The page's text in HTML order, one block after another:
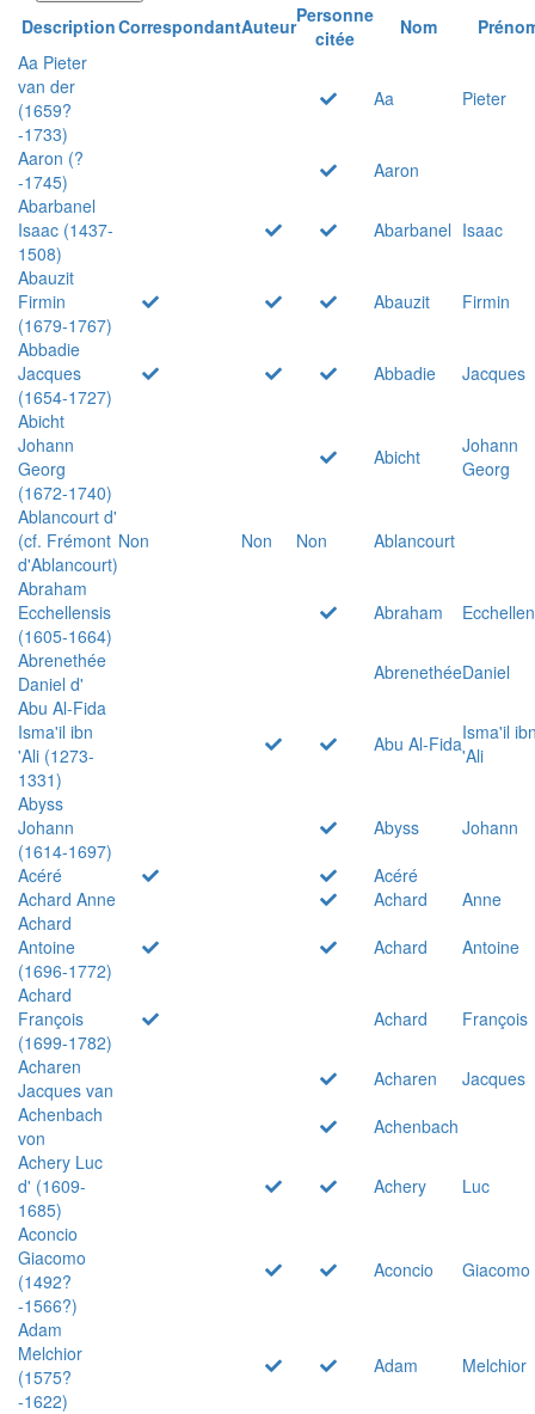
DescriptionCorrespondantAuteurPersonne
citée
Nom
Aa Pieter
van der
(1659?
-1733)
Aa Pieter
Aaron (?
-1745)
Aaron
Abarbanel
Isaac (1437-
1508)
Abarbanel Isaac
Abauzit
Firmin
(1679-1767)
Abauzit
Firmin
Abbadie
Jacques
(1654-1727)
Abbadie
Jacques
Abicht
Johann
Georg
(1672-1740)
Abicht
Johann
Georg
Ablancourt d'
(cf. Frémont
d'Ablancourt)
Non Non Non
Ablancourt
Abraham
Ecchellensis
(1605-1664)
Abraham
Abrenethée
Daniel d'
AbrenethéeDaniel
Abu Al-Fida
Isma'il ibn
'Ali (1273-
1331)
Abu Al-FidaIsma'il
'Ali
Abyss
Johann
(1614-1697)
Abyss
Johann
Acéré
Acéré
Achard Anne
Achard
Anne
Achard
Antoine
(1696-1772)
Achard
Antoine
Achard
François
(1699-1782)
Achard
François
Acharen
Jacques van
Acharen
Jacques
Achenbach
von
Achenbach
Achery Luc
d' (1609-
1685)
Achery
Luc
Aconcio
Giacomo
(1492?
-1566?)
Aconcio Giacomo
Adam
Melchior
(1575?
-1622)
Adam Melchior